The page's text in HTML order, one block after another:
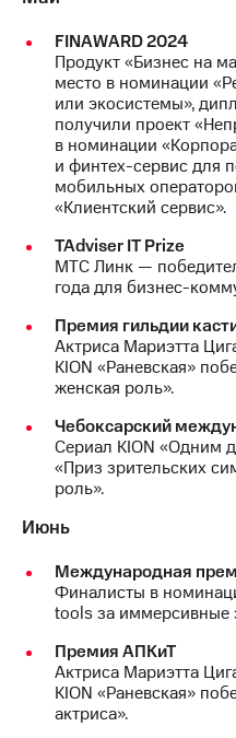
FINAWARD 2024
Продукт «Бизнес на
место в номинации
или экосистемы»,
получили проект
в номинации
и финтех-сервис для
мобильных
«Клиентский сервис».
TAdviser IT Prize
МТС Линк —
года для бизнес-
Премия гильдии
Актриса Мариэтта
KION «Раневская»
женская роль».
Чебоксарский
Сериал KION «Одним
«Приз зрительских
роль».
Июнь
Международная
Финалисты в
tools за иммерсивные
Премия АПКиТ
Актриса Мариэтта
KION «Раневская»
актриса».